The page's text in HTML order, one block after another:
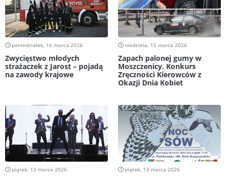
poniedziałek, 16 marca 2026
Zwycięstwo młodych
strażaczek z Jarost – pojadą
na zawody krajowe
niedziela, 15 marca 2026
Zapach palonej gumy w
Moszczenicy. Konkurs
Zręczności Kierowców z
Okazji Dnia Kobiet
piątek, 13 marca 2026 piątek, 13 marca 2026